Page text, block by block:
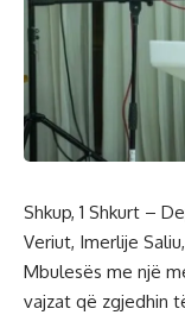
Shkup, 1 Shkurt –
Veriut, Imerlije
Mbulesës me një
vajzat që zgjedhin